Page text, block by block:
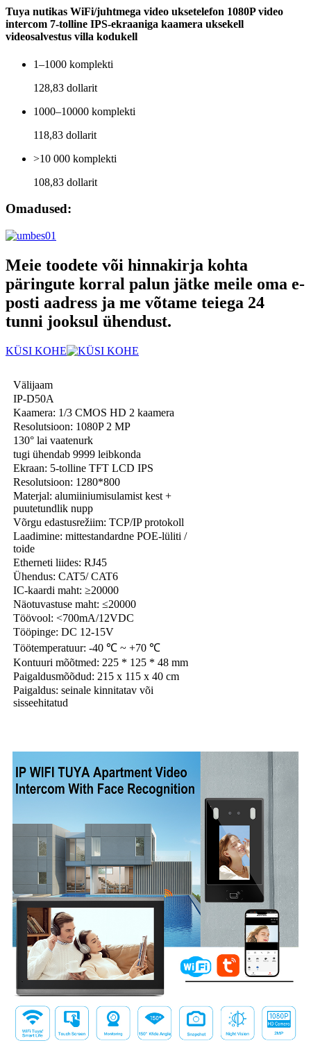
Tuya nutikas WiFi/juhtmega video uksetelefon 1080P video
intercom 7-tolline IPS-ekraaniga kaamera uksekell
videosalvestus villa kodukell
1–1000 komplekti
128,83 dollarit
1000–10000 komplekti
118,83 dollarit
>10 000 komplekti
108,83 dollarit
Omadused:
Meie toodete või hinnakirja kohta
päringute korral palun jätke meile oma e-
posti aadress ja me võtame teiega 24
tunni jooksul ühendust.
KÜSI KOHE
Välijaam
IP-D50A
Kaamera: 1/3 CMOS HD 2 kaamera
Resolutsioon: 1080P 2 MP
130° lai vaatenurk
tugi ühendab 9999 leibkonda
Ekraan: 5-tolline TFT LCD IPS
Resolutsioon: 1280*800
Materjal: alumiiniumisulamist kest +
puutetundlik nupp
Võrgu edastusrežiim: TCP/IP protokoll
Laadimine: mittestandardne POE-lüliti /
toide
Etherneti liides: RJ45
Ühendus: CAT5/ CAT6
IC-kaardi maht: ≥20000
Näotuvastuse maht: ≤20000
Töövool: <700mA/12VDC
Tööpinge: DC 12-15V
Töötemperatuur: -40 ℃ ~ +70 ℃
Kontuuri mõõtmed: 225 * 125 * 48 mm
Paigaldusmõõdud: 215 x 115 x 40 cm
Paigaldus: seinale kinnitatav või
sisseehitatud